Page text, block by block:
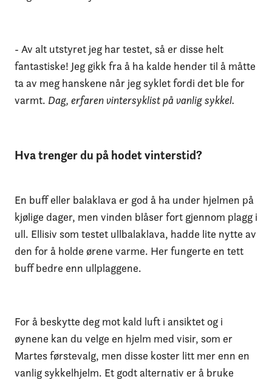
- Av alt utstyret jeg har testet, så er disse helt
fantastiske! Jeg gikk fra å ha kalde hender til å måtte
ta av meg hanskene når jeg syklet fordi det ble for
varmt. Dag, erfaren vintersyklist på vanlig sykkel.
Hva trenger du på hodet vinterstid?
En buff eller balaklava er god å ha under hjelmen på
kjølige dager, men vinden blåser fort gjennom plagg i
ull. Ellisiv som testet ullbalaklava, hadde lite nytte av
den for å holde ørene varme. Her fungerte en tett
buff bedre enn ullplaggene.
For å beskytte deg mot kald luft i ansiktet og i
øynene kan du velge en hjelm med visir, som er
Martes førstevalg, men disse koster litt mer enn en
vanlig sykkelhjelm. Et godt alternativ er å bruke